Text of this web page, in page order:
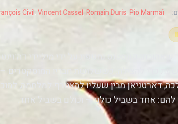
Civil,Vincent Cassel,Romain Duris,Pio Marmaï
שאהובתו קונסטנס נחטפת על ידי מיליידי
כדי להצילה. כששלושת חבריו המוסקטרים
דארטניאן מבין שעליו להצטרף למלחמה,
להם: אחד בשביל כולם – וכולם בשביל אחד.